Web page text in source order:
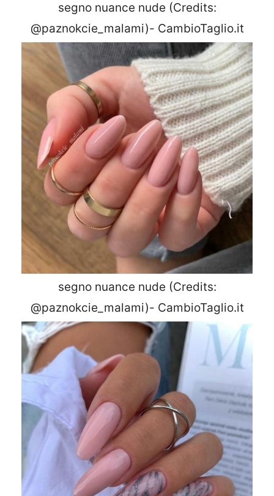
segno nuance nude (Credits:
@paznokcie_malami)- CambioTaglio.it
segno nuance nude (Credits:
@paznokcie_malami)- CambioTaglio.it